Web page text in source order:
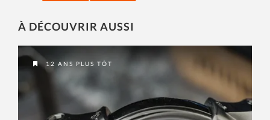
À DÉCOUVRIR AUSSI
12 ANS PLUS TÔT